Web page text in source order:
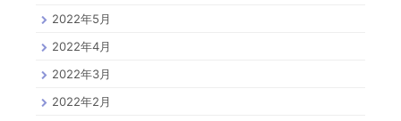
2022年5月
2022年4月
2022年3月
2022年2月